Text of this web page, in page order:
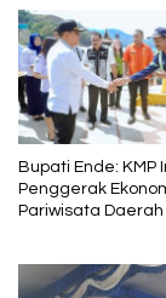
Bupati Ende: KMP
Penggerak
Pariwisata Daerah